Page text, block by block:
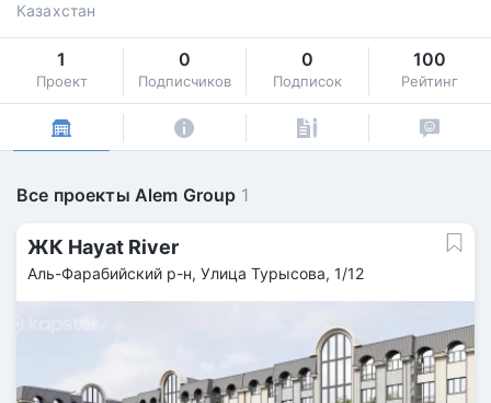
Казахстан
1
Проект
0
Подписчиков
0
Подписок
100
Рейтинг
Все проекты Alem Group 1
ЖК Hayat River
Аль-Фарабийский р-н, ​Улица Турысова, 1/12